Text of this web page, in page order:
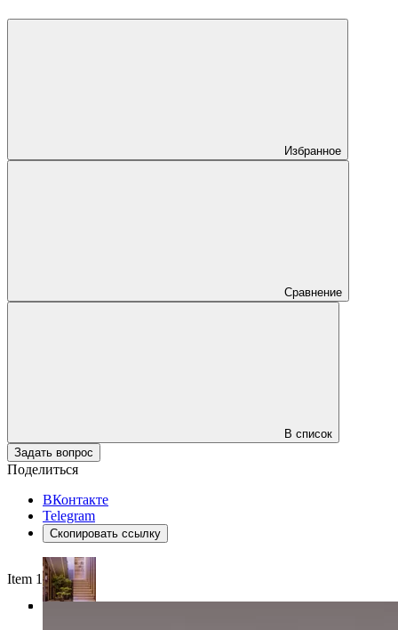
Избранное
Сравнение
В список
Задать вопрос
Поделиться
ВКонтакте
Telegram
Скопировать ссылку
Item 1 of 4